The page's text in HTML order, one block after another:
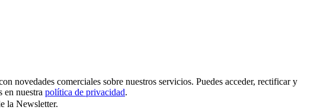
novedades comerciales sobre nuestros servicios. Puedes acceder, rectificar y
en nuestra política de privacidad.
la Newsletter.